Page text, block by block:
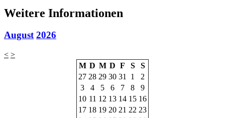
Weitere Informationen
August 2026
< >
M D M D F S
S
27 28 29 30 31 1
2
3
4 5 6 7 8
9
10 11 12 13 14 15 16
17 18 19 20 21 22 23